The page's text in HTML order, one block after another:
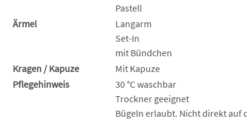
Pastell
Ärmel
Langarm
Set-In
mit Bündchen
Kragen / Kapuze
Mit Kapuze
Pflegehinweis
30 °C waschbar
Trockner geeignet
Bügeln erlaubt. Nicht direkt auf